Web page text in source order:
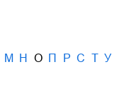
М Н О П Р С Т У